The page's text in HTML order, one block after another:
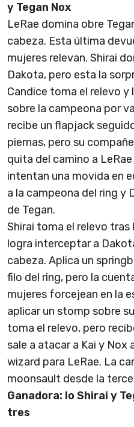
y Tegan Nox
LeRae domina obre
cabeza. Esta última
mujeres relevan. Shirai
Dakota, pero esta la
Candice toma el relevo y
sobre la campeona por
recibe un flapjack
piernas, pero su
quita del camino a
intentan una movida en
a la campeona del ring y
de Tegan.
Shirai toma el relevo tras
logra interceptar a
cabeza. Aplica un
filo del ring, pero la
mujeres forcejean en la
aplicar un stomp sobre
toma el relevo, pero
sale a atacar a Kai y Nox
wizard para LeRae. La
moonsault desde la
Ganadora: Io Shirai y
tres